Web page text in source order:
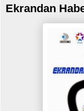
Ekrandan